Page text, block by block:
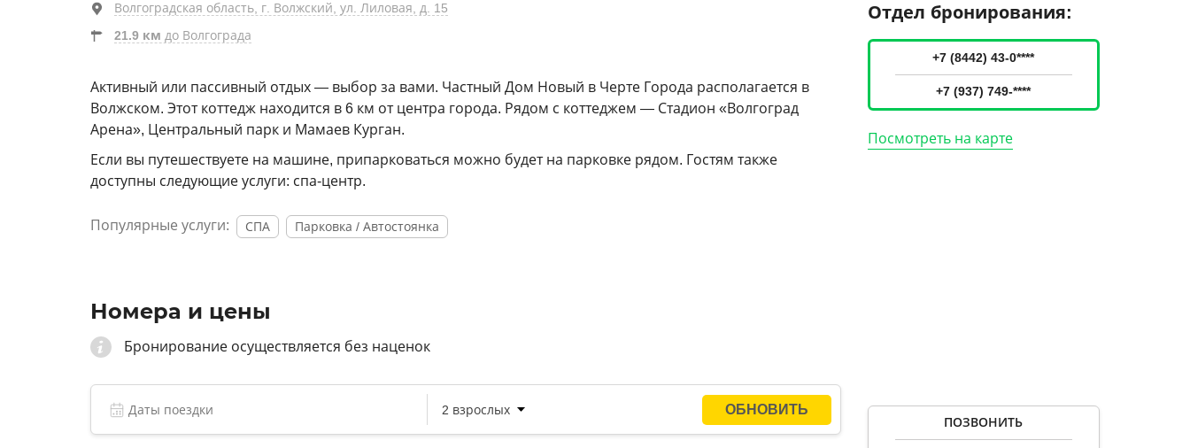
Волгоградская область, г. Волжский, ул. Лиловая, д. 15
21.9 км до Волгограда
Активный или пассивный отдых — выбор за вами. Частный Дом Новый в Черте Города располагается в
Волжском. Этот коттедж находится в 6 км от центра города. Рядом с коттеджем — Стадион «Волгоград
Арена», Центральный парк и Мамаев Курган.
Если вы путешествуете на машине, припарковаться можно будет на парковке рядом. Гостям также
доступны следующие услуги: спа-центр.
Популярные услуги: СПА Парковка / Автостоянка
Номера и цены
Бронирование осуществляется без наценок
Отдел бронирования:
+7 (8442) 43-0****
+7 (937) 749-****
Посмотреть на карте
ПОЗВОНИТЬ